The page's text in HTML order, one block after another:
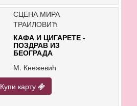
СЦЕНА МИРА
ТРАИЛОВИЋ
КАФА И ЦИГАРЕТЕ -
ПОЗДРАВ ИЗ
БЕОГРАДА
М. Кнежевић
Купи карту